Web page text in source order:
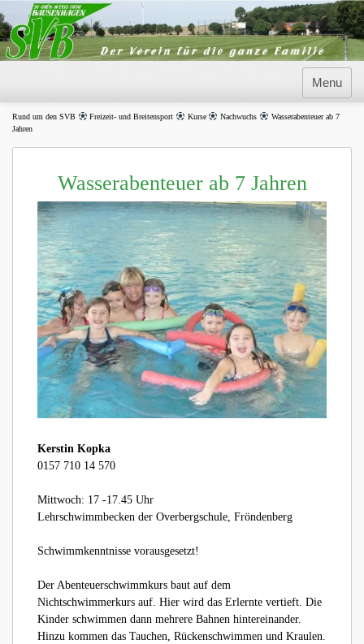
to
content
Menu
Rund um den SVB Freizeit- und Breitensport Kurse Nachwuchs
Wasserabenteuer ab 7
Jahren
Wasserabenteuer ab 7 Jahren
Kerstin Kopka
0157 710 14 570
Mittwoch: 17 -17.45 Uhr
Lehrschwimmbecken der Overbergschule, Fröndenberg
Schwimmkenntnisse vorausgesetzt!
Der Abenteuerschwimmkurs baut auf dem
Nichtschwimmerkurs auf. Hier wird das Erlernte vertieft. Die
Kinder schwimmen dann mehrere Bahnen hintereinander.
Hinzu kommen das Tauchen, Rückenschwimmen und Kraulen.